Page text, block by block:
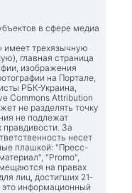
в сфере медиа
имеет трехязычную
главная страница
изображения
на Портале,
РБК-Украина,
Commons Attribution
не разделять точку
не подлежат
За
несет
плашкой: "Пресс-
"Promo",
на правах
лиц, достигших 21-
это информационный